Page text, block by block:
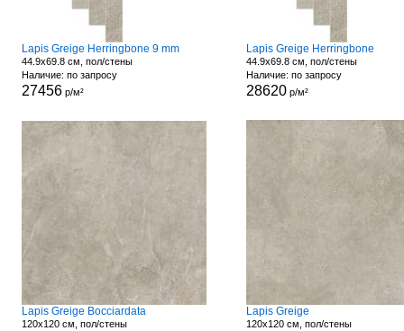
Lapis Greige Herringbone 9 mm
44.9x69.8 см, пол/стены
Наличие: по запросу
27456р/м²
Lapis Greige Herringbone
44.9x69.8 см, пол/стены
Наличие: по запросу
28620р/м²
Lapis Greige Bocciardata
120x120 см, пол/стены
Lapis Greige
120x120 см, пол/стены